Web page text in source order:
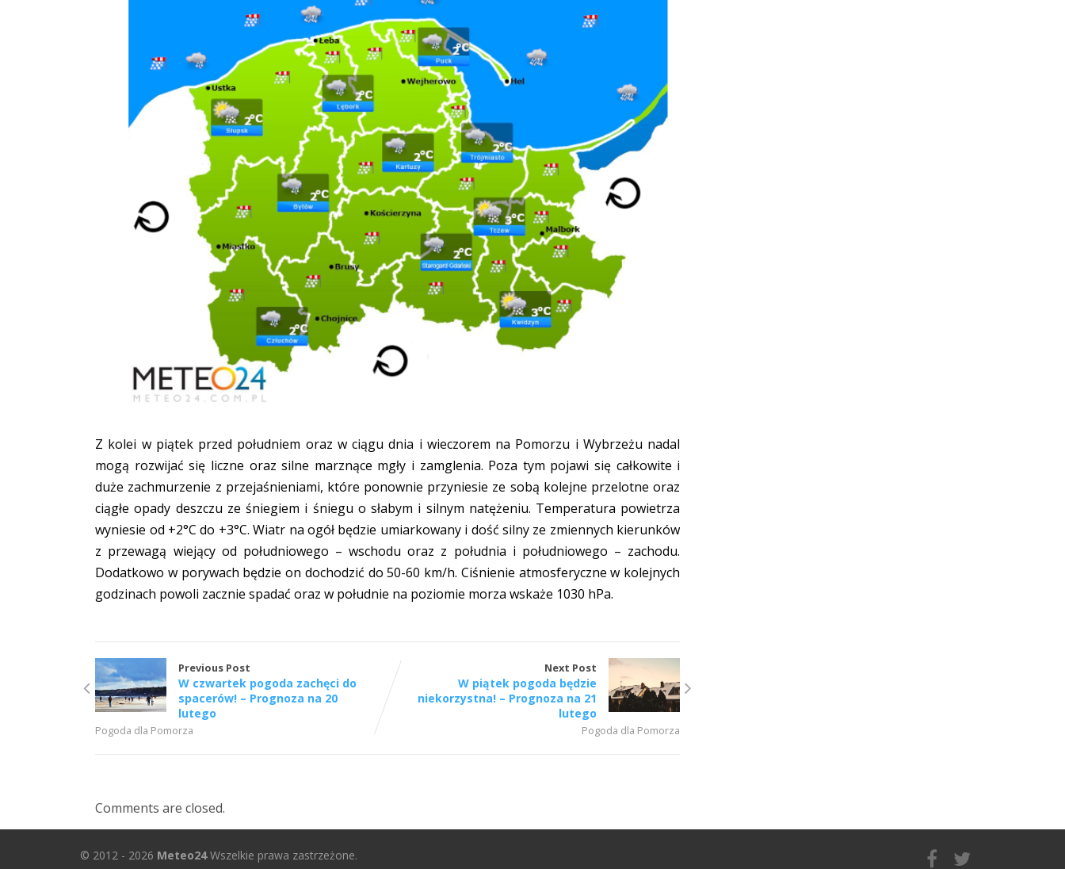
Z kolei w piątek przed południem oraz w ciągu dnia i wieczorem na Pomorzu i Wybrzeżu nadal
mogą rozwijać się liczne oraz silne marznące mgły i zamglenia. Poza tym pojawi się całkowite i
duże zachmurzenie z przejaśnieniami, które ponownie przyniesie ze sobą kolejne przelotne oraz
ciągłe opady deszczu ze śniegiem i śniegu o słabym i silnym natężeniu. Temperatura powietrza
wyniesie od +2°C do +3°C. Wiatr na ogół będzie umiarkowany i dość silny ze zmiennych kierunków
z przewagą wiejący od południowego – wschodu oraz z południa i południowego – zachodu.
Dodatkowo w porywach będzie on dochodzić do 50-60 km/h. Ciśnienie atmosferyczne w kolejnych
godzinach powoli zacznie spadać oraz w południe na poziomie morza wskaże 1030 hPa.
Previous Post
W czwartek pogoda zachęci do
spacerów! – Prognoza na 20
lutego
Pogoda dla Pomorza
Next Post
W piątek pogoda będzie
niekorzystna! – Prognoza na 21
lutego
Pogoda dla Pomorza
Comments are closed.
© 2012 - 2026 Meteo24Wszelkie prawa zastrzeżone.